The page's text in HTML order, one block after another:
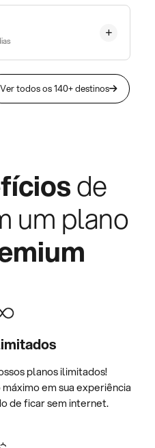
Ver todos os 140+ destinos
de
um plano
planos ilimitados!
em sua experiência
de ficar sem internet.